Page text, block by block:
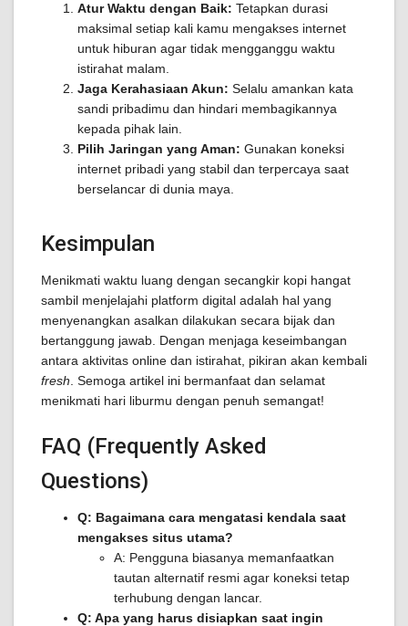
Atur Waktu dengan Baik: Tetapkan durasi
maksimal setiap kali kamu mengakses internet
untuk hiburan agar tidak mengganggu waktu
istirahat malam.
Jaga Kerahasiaan Akun: Selalu amankan kata
sandi pribadimu dan hindari membagikannya
kepada pihak lain.
Pilih Jaringan yang Aman: Gunakan koneksi
internet pribadi yang stabil dan terpercaya saat
berselancar di dunia maya.
Kesimpulan
Menikmati waktu luang dengan secangkir kopi hangat
sambil menjelajahi platform digital adalah hal yang
menyenangkan asalkan dilakukan secara bijak dan
bertanggung jawab. Dengan menjaga keseimbangan
antara aktivitas online dan istirahat, pikiran akan kembali
fresh . Semoga artikel ini bermanfaat dan selamat
menikmati hari liburmu dengan penuh semangat!
FAQ (Frequently Asked
Questions)
Q: Bagaimana cara mengatasi kendala saat
mengakses situs utama?
A: Pengguna biasanya memanfaatkan
tautan alternatif resmi agar koneksi tetap
terhubung dengan lancar.
Q: Apa yang harus disiapkan saat ingin